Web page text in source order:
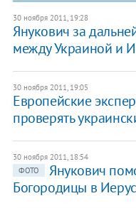
30 ноября 2011, 19:28
Янукович за
между Украиной и
30 ноября 2011, 19:05
Европейские
проверять
30 ноября 2011, 18:54
ФОТО
​Янукович
Богородицы в